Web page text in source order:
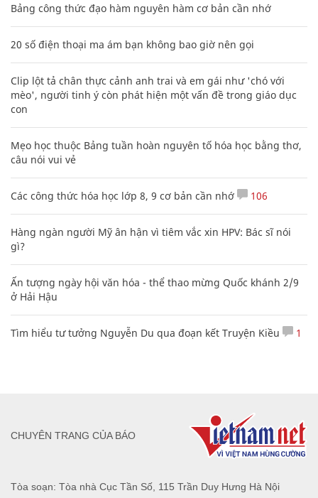
Bảng công thức đạo hàm nguyên hàm cơ bản cần nhớ
20 số điện thoại ma ám bạn không bao giờ nên gọi
Clip lột tả chân thực cảnh anh trai và em gái như 'chó với
mèo', người tinh ý còn phát hiện một vấn đề trong giáo dục
con
Mẹo học thuộc Bảng tuần hoàn nguyên tố hóa học bằng thơ,
câu nói vui vẻ
Các công thức hóa học lớp 8, 9 cơ bản cần nhớ 106
Hàng ngàn người Mỹ ân hận vì tiêm vắc xin HPV: Bác sĩ nói
gì?
Ấn tượng ngày hội văn hóa - thể thao mừng Quốc khánh 2/9
ở Hải Hậu
Tìm hiểu tư tưởng Nguyễn Du qua đoạn kết Truyện Kiều 1
Tòa soạn: Tòa nhà Cục Tần Số, 115 Trần Duy Hưng Hà Nội
CHUYÊN TRANG CỦA BÁO